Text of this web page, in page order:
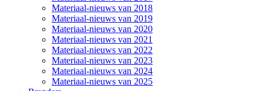
Materiaal-nieuws van 2018
Materiaal-nieuws van 2019
Materiaal-nieuws van 2020
Materiaal-nieuws van 2021
Materiaal-nieuws van 2022
Materiaal-nieuws van 2023
Materiaal-nieuws van 2024
Materiaal-nieuws van 2025